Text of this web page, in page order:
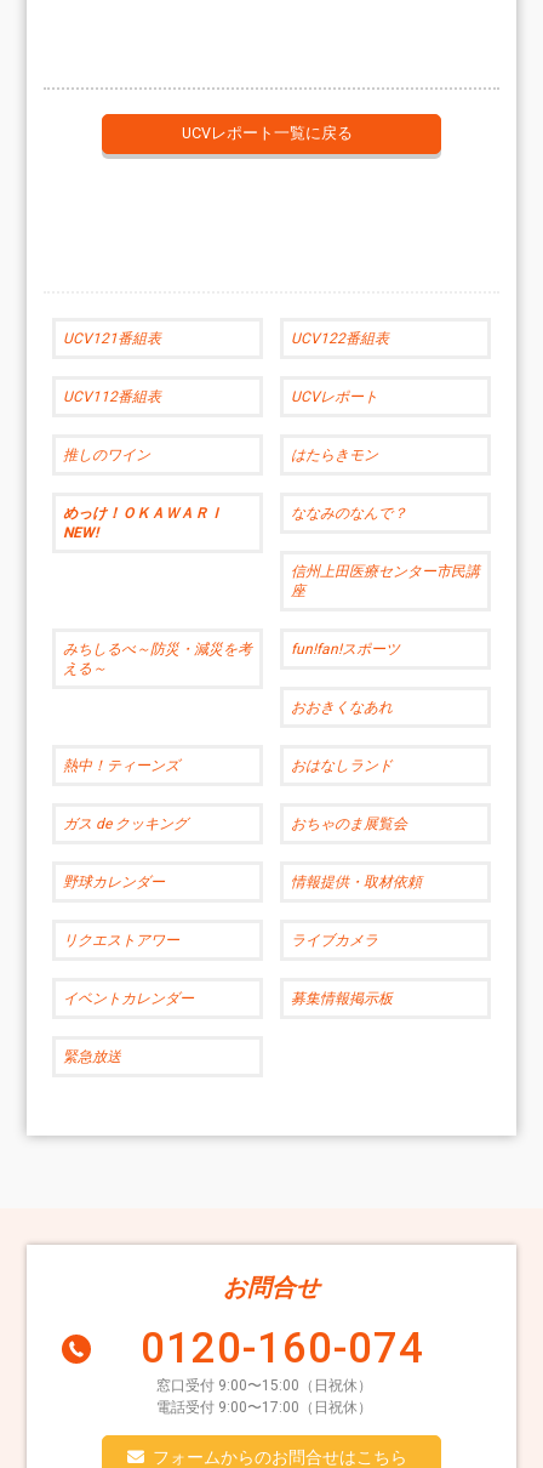
UCVレポート一覧に戻る
UCV121番組表 UCV122番組表
UCV112番組表 UCVレポート
推しのワイン はたらきモン
めっけ！ＯＫＡＷＡＲＩ
NEW!
ななみのなんで？
信州上田医療センター市民講
座
みちしるべ～防災・減災を考
える～
fun!fan!スポーツ
おおきくなあれ
熱中！ティーンズ おはなしランド
ガス de クッキング おちゃのま展覧会
野球カレンダー 情報提供・取材依頼
リクエストアワー ライブカメラ
イベントカレンダー 募集情報掲示板
緊急放送
お問合せ
0120-160-074
窓口受付 9:00〜15:00（日祝休）
電話受付 9:00〜17:00（日祝休）
フォームからのお問合せはこちら